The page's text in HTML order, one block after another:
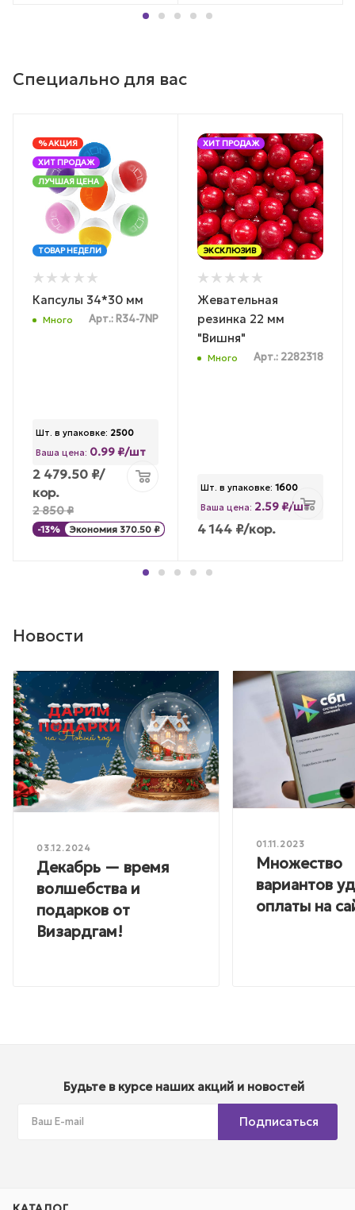
Специально для вас
% АКЦИЯ
ХИТ ПРОДАЖ
ЛУЧШАЯ ЦЕНА
ТОВАР НЕДЕЛИ
Капсулы 34*30 мм
Много Арт.: R34-7NP
Шт. в упаковке: 2500
Ваша цена: 0.99 ₽/шт
2 479.50 ₽/
кор.
2 850₽
-13% Экономия 370.50 ₽
ХИТ ПРОДАЖ
ЭКСКЛЮЗИВ
Жевательная
резинка 22 мм
"Вишня"
Много Арт.: 2282318
Шт. в упаковке: 1600
Ваша цена: 2.59 ₽/шт
4 144 ₽/кор.
Новости
03.12.2024
Декабрь — время
волшебства и
подарков от
Визардгам!
01.11.2023
Множество
вариантов
оплаты на
Будьте в курсе наших акций и новостей
Подписаться